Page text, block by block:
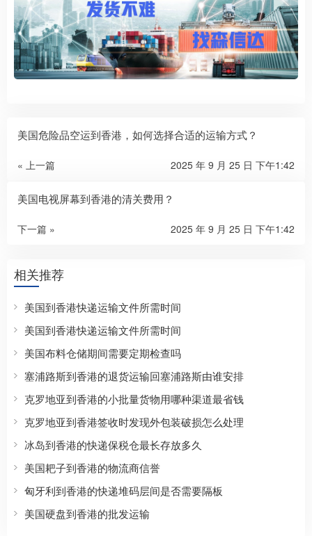
美国危险品空运到香港，如何选择合适的运输方式？
« 上一篇 2025 年 9 月 25 日 下午1:42
美国电视屏幕到香港的清关费用？
下一篇 » 2025 年 9 月 25 日 下午1:42
相关推荐
美国到香港快递运输文件所需时间
美国到香港快递运输文件所需时间
美国布料仓储期间需要定期检查吗
塞浦路斯到香港的退货运输回塞浦路斯由谁安排
克罗地亚到香港的小批量货物用哪种渠道最省钱
克罗地亚到香港签收时发现外包装破损怎么处理
冰岛到香港的快递保税仓最长存放多久
美国耙子到香港的物流商信誉
匈牙利到香港的快递堆码层间是否需要隔板
美国硬盘到香港的批发运输